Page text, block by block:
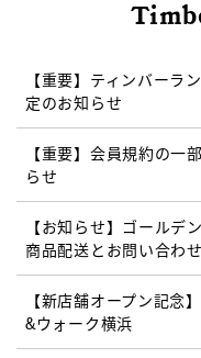
【重要】ティンバーラ
定のお知らせ
【重要】会員規約の一
らせ
【お知らせ】ゴールデ
商品配送とお問い合わ
【新店舗オープン記念
&ウォーク横浜